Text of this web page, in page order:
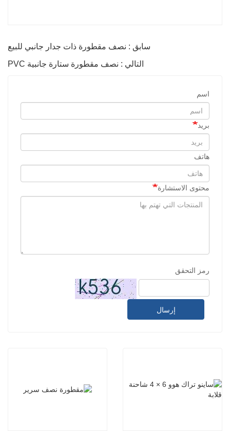
سابق : نصف مقطورة ذات جدار جانبي للبيع
التالي : نصف مقطورة ستارة جانبية PVC
اسم
بريد
هاتف
محتوى الاستشارة
رمز التحقق
إرسال